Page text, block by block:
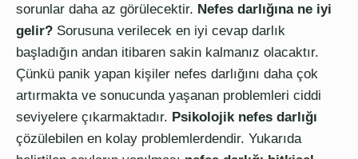
sorunlar daha az görülecektir. Nefes darlığına ne iyi
gelir? Sorusuna verilecek en iyi cevap darlık
başladığın andan itibaren sakin kalmanız olacaktır.
Çünkü panik yapan kişiler nefes darlığını daha çok
artırmakta ve sonucunda yaşanan problemleri ciddi
seviyelere çıkarmaktadır. Psikolojik nefes darlığı
çözülebilen en kolay problemlerdendir. Yukarıda